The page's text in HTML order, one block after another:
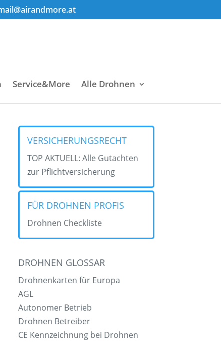
Service&More Alle Drohnen
VERSICHERUNGSRECHT
TOP AKTUELL: Alle Gutachten
zur Pflichtversicherung
FÜR DROHNEN PROFIS
Drohnen Checkliste
DROHNEN GLOSSAR
Drohnenkarten für Europa
AGL
Autonomer Betrieb
Drohnen Betreiber
CE Kennzeichnung bei Drohnen